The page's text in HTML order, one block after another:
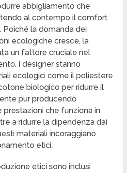
abbigliamento che
al contempo il comfort
Poiché la domanda dei
ecologiche cresce, la
un fattore cruciale nel
I designer stanno
ecologici come il poliestere
biologico per ridurre il
pur producendo
che funziona in
a ridurre la dipendenza dai
materiali incoraggiano
etici.
etici sono inclusi